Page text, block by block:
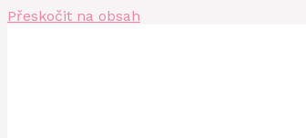
Přeskočit na obsah